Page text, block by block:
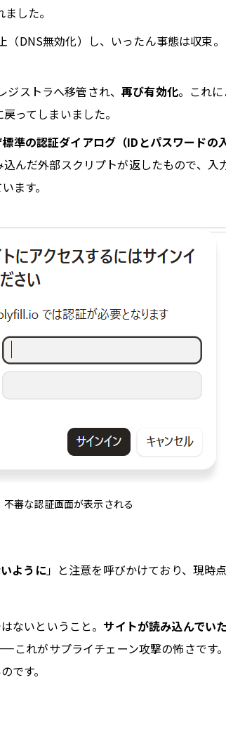
した。
DNS無効化）し、いったん事態は収束
ジストラへ移管され、再び有効化。これ
ってしまいました。
準の認証ダイアログ（IDとパスワードの
んだ外部スクリプトが返したもので、入
ます。
不審な認証画面が表示される
ように」と注意を呼びかけており、現時
ないということ。サイトが読み込んでい
これがサプライチェーン攻撃の怖さです
です。